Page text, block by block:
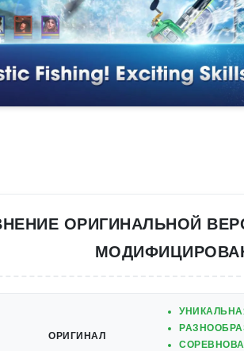
ОРИГИНАЛЬНОЙ
ОРИГИНАЛ